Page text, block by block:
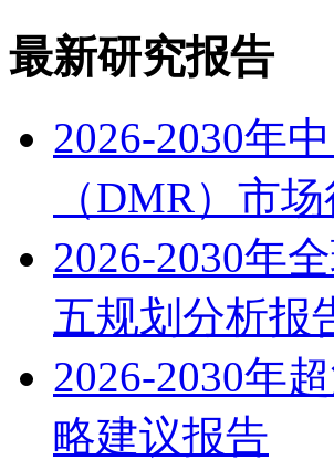
最新研究报告
2026-2030年
（DMR）市
2026-2030年
五规划分析报
2026-2030年
略建议报告